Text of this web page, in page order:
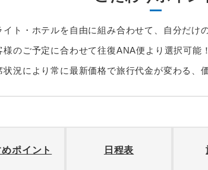
イト・ホテルを自由に組み合わせて、自分だけ
様のご予定に合わせて往復ANA便より選択可能
状況により常に最新価格で旅行代金が変わる、
ポイント 日程表